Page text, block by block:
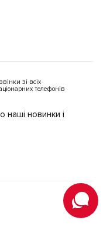
зі всіх
телефонів
наші новинки і